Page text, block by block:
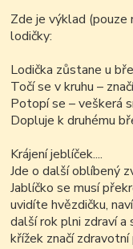
Zde je výklad (pouze
lodičky:
Lodička zůstane u
Točí se v kruhu –
Potopí se – veškerá
Dopluje k druhému
Krájení jeblíček....
Jde o další oblíbený
Jablíčko se musí
uvidíte hvězdičku,
další rok plni zdraví a
křížek značí